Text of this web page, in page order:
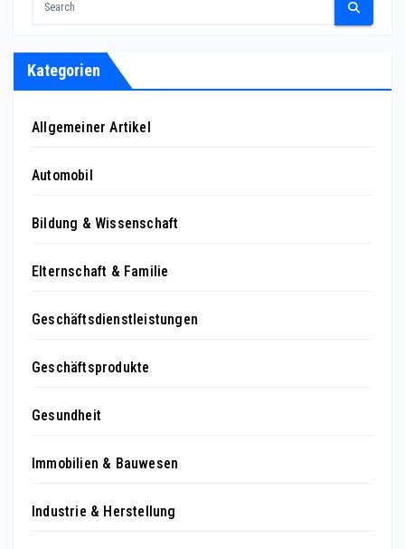
Kategorien
Allgemeiner Artikel
Automobil
Bildung & Wissenschaft
Elternschaft & Familie
Geschäftsdienstleistungen
Geschäftsprodukte
Gesundheit
Immobilien & Bauwesen
Industrie & Herstellung